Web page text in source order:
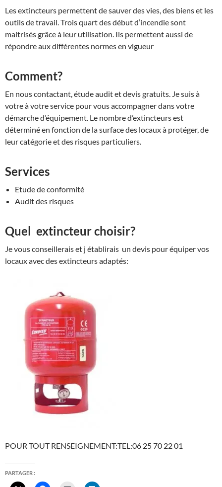
Les extincteurs permettent de sauver des vies, des biens et les
outils de travail. Trois quart des début d’incendie sont
maitrisés grâce à leur utilisation. Ils permettent aussi de
répondre aux différentes normes en vigueur
Comment?
En nous contactant, étude audit et devis gratuits. Je suis à
votre à votre service pour vous accompagner dans votre
démarche d’équipement. Le nombre d’extincteurs est
déterminé en fonction de la surface des locaux à protéger, de
leur catégorie et des risques particuliers.
Services
Etude de conformité
Audit des risques
Quel extincteur choisir?
Je vous conseillerais et j établirais un devis pour équiper vos
locaux avec des extincteurs adaptés:
POUR TOUT RENSEIGNEMENT:TEL:06 25 70 22 01
PARTAGER :